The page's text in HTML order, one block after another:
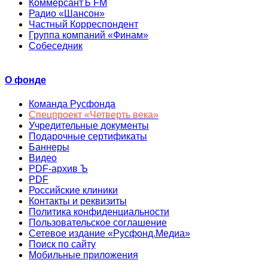
КоммерсантЪ FM
Радио «Шансон»
Частный Корреспондент
Группа компаний «Финам»
Собеседник
О фонде
Команда Русфонда
Спецпроект «Четверть века»
Учредительные документы
Подарочные сертификаты
Баннеры
Видео
PDF-архив Ъ
PDF
Российские клиники
Контакты и реквизиты
Политика конфиденциальности
Пользовательское соглашение
Сетевое издание «Русфонд.Медиа»
Поиск по сайту
Мобильные приложения